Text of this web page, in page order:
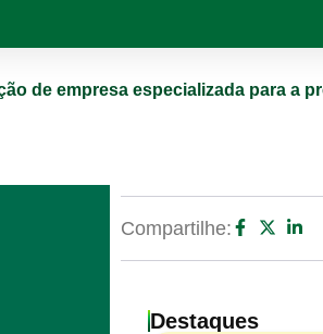
de empresa especializada para a
Compartilhe:
Destaques